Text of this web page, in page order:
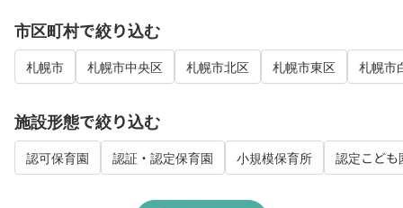
市区町村で絞り込む
札幌市 札幌市中央区 札幌市北区 札幌市東区 札幌市
施設形態で絞り込む
認可保育園 認証・認定保育園 小規模保育所 認定こども